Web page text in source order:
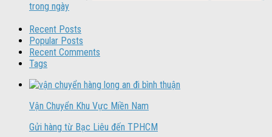
trong ngày
Recent Posts
Popular Posts
Recent Comments
Tags
Vận Chuyển Khu Vực Miền Nam
Gửi hàng từ Bạc Liêu đến TPHCM